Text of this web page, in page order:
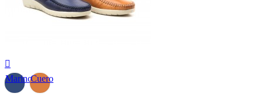

MarinoCuero